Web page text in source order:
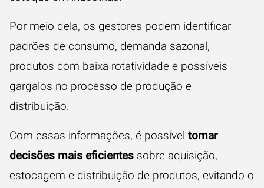
Por meio dela, os gestores podem identificar
padrões de consumo, demanda sazonal,
produtos com baixa rotatividade e possíveis
gargalos no processo de produção e
distribuição.
Com essas informações, é possível tomar
decisões mais eficientes sobre aquisição,
estocagem e distribuição de produtos, evitando o